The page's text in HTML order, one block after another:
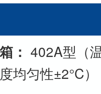
： 402A型（
均匀性±2°C）